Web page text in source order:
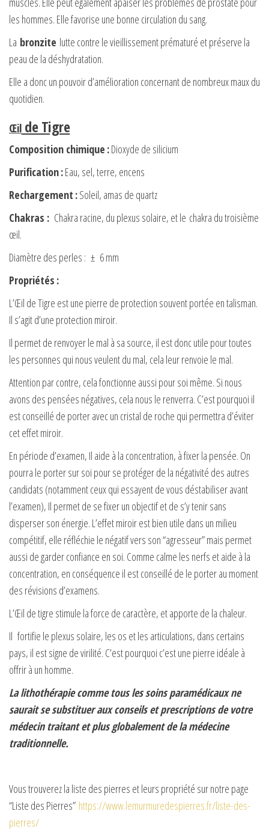
les hommes. Elle favorise une bonne circulation du sang.
La bronzite lutte contre le vieillissement prématuré et préserve la
peau de la déshydratation.
Elle a donc un pouvoir d’amélioration concernant de nombreux maux du
quotidien.
Œilde Tigre
Composition chimique :Dioxyde de silicium
Purification:Eau, sel, terre, encens
Rechargement :Soleil, amas de quartz
Chakras : Chakra racine, du plexus solaire, et le chakra du troisième
œil.
Diamètre des perles : ± 6 mm
Propriétés :
L’Œil de Tigre est une pierre de protection souvent portée en talisman.
Il s’agit d’une protection miroir.
Il permet de renvoyer le mal à sa source, il est donc utile pour toutes
les personnes qui nous veulent du mal, cela leur renvoie le mal.
Attention par contre, cela fonctionne aussi pour soi même. Si nous
avons des pensées négatives, cela nous le renverra. C’est pourquoi il
est conseillé de porter avec un cristal de roche qui permettra d’éviter
cet effet miroir.
En période d’examen, Il aide à la concentration, à fixer la pensée. On
pourra le porter sur soi pour se protéger de la négativité des autres
candidats (notamment ceux qui essayent de vous déstabiliser avant
l’examen), Il permet de se fixer un objectif et de s’y tenir sans
disperser son énergie. L’effet miroir est bien utile dans un milieu
compétitif, elle réfléchie le négatif vers son “agresseur” mais permet
aussi de garder confiance en soi. Comme calme les nerfs et aide à la
concentration, en conséquence il est conseillé de le porter au moment
des révisions d’examens.
L’Œil de tigre stimule la force de caractère, et apporte de la chaleur.
Il fortifie le plexus solaire, les os et les articulations, dans certains
pays, il est signe de virilité. C’est pourquoi c’est une pierre idéale à
offrir à un homme.
La lithothérapie comme tous les soins paramédicaux ne
saurait se substituer aux conseils et prescriptions de votre
médecin traitant et plus globalement de la médecine
traditionnelle.
Vous trouverez la liste des pierres et leurs propriété sur notre page
“Liste des Pierres” https://www.lemurmuredespierres.fr/liste-des-
pierres/